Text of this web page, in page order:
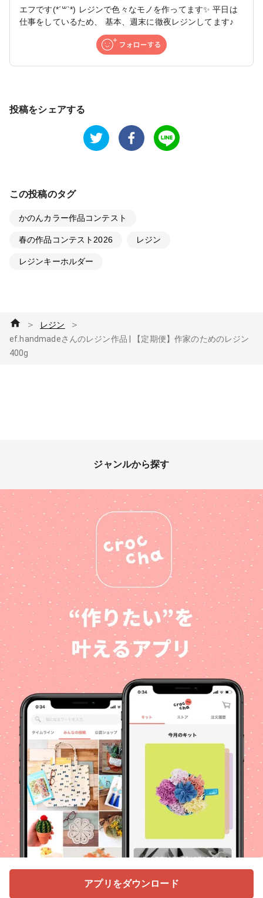
エフです(*´꒳`*) レジンで色々なモノを作ってます✨ 平日は
仕事をしているため、 基本、週末に徹夜レジンしてます♪
投稿をシェアする
この投稿のタグ
かのんカラー作品コンテスト
春の作品コンテスト2026 レジン
レジンキーホルダー
＞ レジン ＞
ef.handmadeさんのレジン作品 | 【定期便】作家のためのレジン
400g
ジャンルから探す
アプリをダウンロード